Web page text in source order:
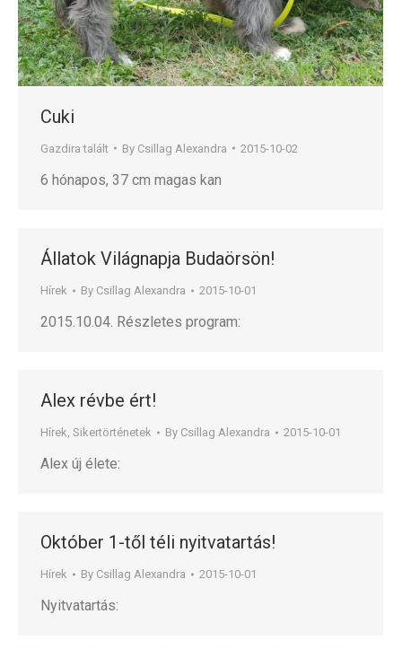
Cuki
Gazdira talált By Csillag Alexandra 2015-10-02
6 hónapos, 37 cm magas kan
Állatok Világnapja Budaörsön!
Hírek By Csillag Alexandra 2015-10-01
2015.10.04. Részletes program:
Alex révbe ért!
Hírek, Sikertörténetek By Csillag Alexandra 2015-10-01
Alex új élete:
Október 1-től téli nyitvatartás!
Hírek By Csillag Alexandra 2015-10-01
Nyitvatartás: